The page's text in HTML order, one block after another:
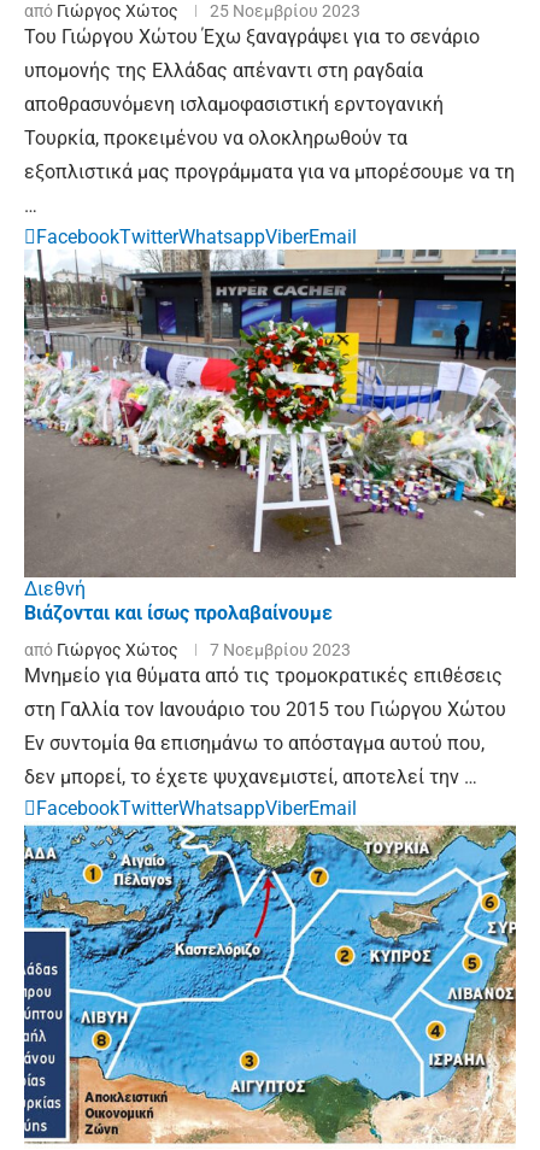
από Γιώργος Χώτος 25 Νοεμβρίου 2023
Του Γιώργου Χώτου Έχω ξαναγράψει για το σενάριο
υπομονής της Ελλάδας απέναντι στη ραγδαία
αποθρασυνόμενη ισλαμοφασιστική ερντογανική
Τουρκία, προκειμένου να ολοκληρωθούν τα
εξοπλιστικά μας προγράμματα για να μπορέσουμε να τη
…
FacebookTwitterWhatsappViberEmail
Διεθνή
Βιάζονται και ίσως προλαβαίνουμε
από Γιώργος Χώτος 7 Νοεμβρίου 2023
Μνημείο για θύματα από τις τρομοκρατικές επιθέσεις
στη Γαλλία τον Ιανουάριο του 2015 του Γιώργου Χώτου
Eν συντομία θα επισημάνω το απόσταγμα αυτού που,
δεν μπορεί, το έχετε ψυχανεμιστεί, αποτελεί την …
FacebookTwitterWhatsappViberEmail